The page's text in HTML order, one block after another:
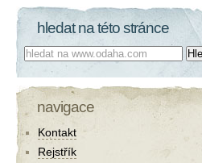
hledat na této stránce
Co hledat:
navigace
Kontakt
Rejstřík